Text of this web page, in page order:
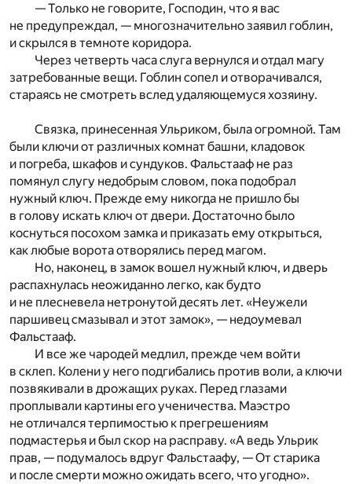
— Только не говорите, Господин, что я вас
не предупреждал, — многозначительно заявил гоблин,
и скрылся в темноте коридора.
Через четверть часа слуга вернулся и отдал магу
затребованные вещи. Гоблин сопел и отворачивался,
стараясь не смотреть вслед удаляющемуся хозяину.
Связка, принесенная Ульриком, была огромной. Там
были ключи от различных комнат башни, кладовок
и погреба, шкафов и сундуков. Фальстааф не раз
помянул слугу недобрым словом, пока подобрал
нужный ключ. Прежде ему никогда не пришло бы
в голову искать ключ от двери. Достаточно было
коснуться посохом замка и приказать ему открыться,
как любые ворота отворялись перед магом.
Но, наконец, в замок вошел нужный ключ, и дверь
распахнулась неожиданно легко, как будто
и не плесневела нетронутой десять лет. «Неужели
паршивец смазывал и этот замок», — недоумевал
Фальстааф.
И все же чародей медлил, прежде чем войти
в склеп. Колени у него подгибались против воли, а ключи
позвякивали в дрожащих руках. Перед глазами
проплывали картины его ученичества. Маэстро
не отличался терпимостью к прегрешениям
подмастерья и был скор на расправу. «А ведь Ульрик
прав, — подумалось вдруг Фальстаафу, — От старика
и после смерти можно ожидать всего, что угодно».